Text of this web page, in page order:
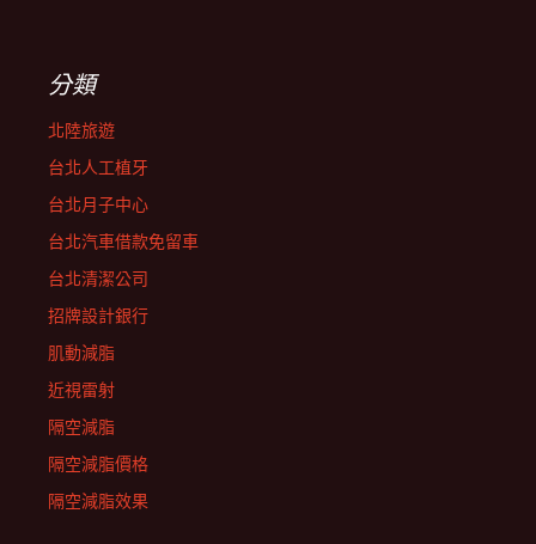
分類
北陸旅遊
台北人工植牙
台北月子中心
台北汽車借款免留車
台北清潔公司
招牌設計銀行
肌動減脂
近視雷射
隔空減脂
隔空減脂價格
隔空減脂效果